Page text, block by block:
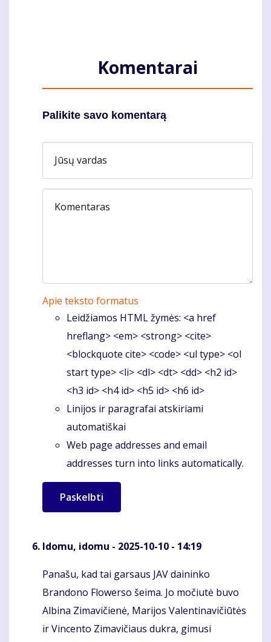
Komentarai
Palikite savo komentarą
Jūsų vardas
Komentaras
Apie teksto formatus
Leidžiamos HTML žymės: <a href
hreflang> <em> <strong> <cite>
<blockquote cite> <code> <ul type> <ol
start type> <li> <dl> <dt> <dd> <h2 id>
<h3 id> <h4 id> <h5 id> <h6 id>
Linijos ir paragrafai atskiriami
automatiškai
Web page addresses and email
addresses turn into links automatically.
Idomu, idomu - 2025-10-10 - 14:19
Komentaras
Panašu, kad tai garsaus JAV daininko
Brandono Flowerso šeima. Jo močiutė buvo
Albina Zimavičienė, Marijos Valentinavičiūtės
ir Vincento Zimavičiaus dukra, gimusi